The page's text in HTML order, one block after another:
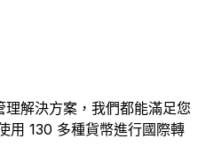
解決方案，我們都能滿足您
用 130 多種貨幣進行國際轉